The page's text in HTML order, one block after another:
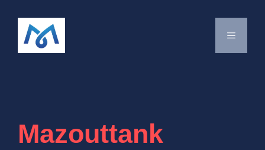
MENU
Mazouttank